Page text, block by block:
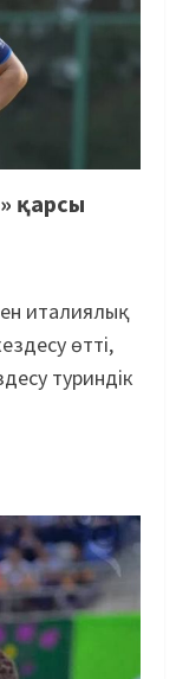
қарсы
италиялық
өтті,
туриндік